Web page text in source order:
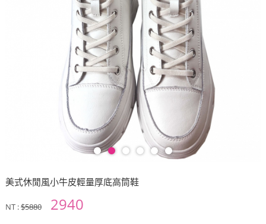
美式休閒風小牛皮輕量厚底高筒鞋
NT :$5880 2940